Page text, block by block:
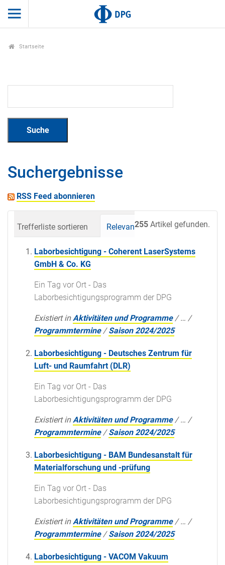
Startseite
Suchergebnisse
RSS Feed abonnieren
255 Artikel gefunden.
Trefferliste sortieren Relevanz Datum
Laborbesichtigung - Coherent LaserSystems
GmbH & Co. KG
Ein Tag vor Ort - Das
Laborbesichtigungsprogramm der DPG
Existiert in Aktivitäten und Programme /… /
Programmtermine /Saison 2024/2025
Laborbesichtigung - Deutsches Zentrum für
Luft- und Raumfahrt (DLR)
Ein Tag vor Ort - Das
Laborbesichtigungsprogramm der DPG
Existiert in Aktivitäten und Programme /… /
Programmtermine /Saison 2024/2025
Laborbesichtigung - BAM Bundesanstalt für
Materialforschung und -prüfung
Ein Tag vor Ort - Das
Laborbesichtigungsprogramm der DPG
Existiert in Aktivitäten und Programme /… /
Programmtermine /Saison 2024/2025
Laborbesichtigung - VACOM Vakuum